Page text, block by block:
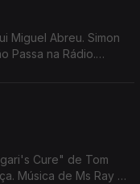
Miguel Abreu. Simon
Passa na Rádio.
Cure" de Tom
Música de Ms Ray &